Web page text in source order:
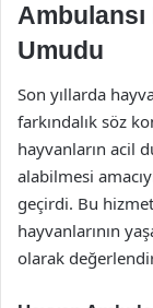
Umudu
Son yıllarda
farkındalık söz
hayvanların acil
alabilmesi
geçirdi. Bu
hayvanlarının
olarak